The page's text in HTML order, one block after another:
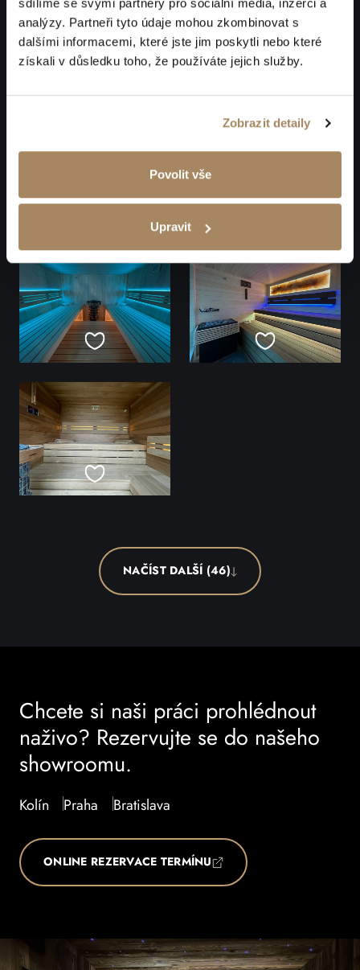
analýzy. Partneři tyto údaje mohou zkombinovat s
dalšími informacemi, které jste jim poskytli nebo které
získali v důsledku toho, že používáte jejich služby.
Zobrazit detaily
Povolit vše
Upravit
NAČÍST DALŠÍ (46)
Chcete si naši práci prohlédnout
naživo? Rezervujte se do našeho
showroomu.
Kolín Praha Bratislava
ONLINE REZERVACE TERMÍNU